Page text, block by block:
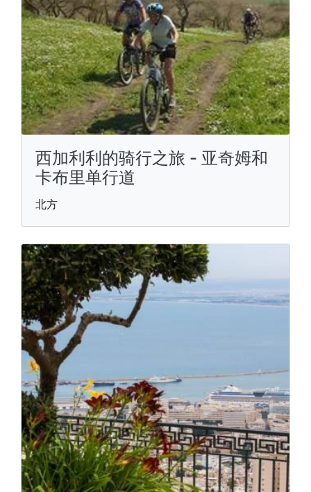
西加利利的骑行之旅 - 亚奇姆和
卡布里单行道
北方